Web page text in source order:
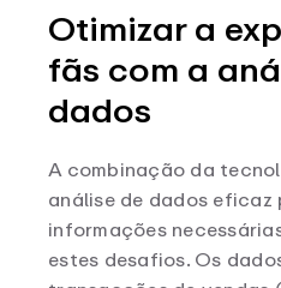
Otimizar a
fãs com a
dados
A combinação da
análise de dados
informações
estes desafios. Os